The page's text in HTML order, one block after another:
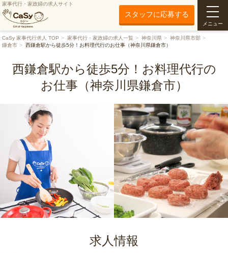
家事代行・家政婦の求人サイト
スタッフに応募する
メニュー
CaSy 家事代行求人 TOP 家事代行・家政婦の求人一覧 神奈川県
神奈川県市部
鎌倉市
西鎌倉駅から徒歩5分！お料理代行のお仕事（神奈川県鎌倉市）
西鎌倉駅から徒歩5分！お料理代行の
お仕事（神奈川県鎌倉市）
求人情報